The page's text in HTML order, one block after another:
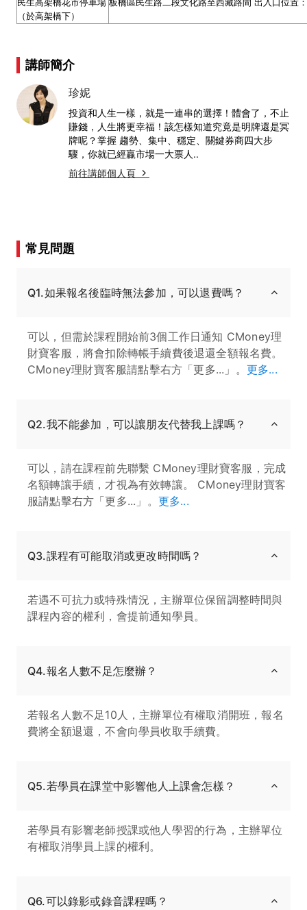
民生高架橋花市停車場
（於高架橋下）
板橋區民生路二段文化路至西藏路間 出入口位置
講師簡介
珍妮
投資和人生一樣，就是一連串的選擇！體會了，不止
賺錢，人生將更幸福！該怎樣知道究竟是明牌還是冥
牌呢？掌握 趨勢、集中、穩定、關鍵券商四大步
驟，你就已經贏市場一大票人..
前往講師個人頁
常見問題
Q1.如果報名後臨時無法參加，可以退費嗎？
可以，但需於課程開始前3個工作日通知 CMoney理
財寶客服，將會扣除轉帳手續費後退還全額報名費。
CMoney理財寶客服請點擊右方「更多...」。 更多...
Q2.我不能參加，可以讓朋友代替我上課嗎？
可以，請在課程前先聯繫 CMoney理財寶客服，完成
名額轉讓手續，才視為有效轉讓。 CMoney理財寶客
服請點擊右方「更多...」。 更多...
Q3.課程有可能取消或更改時間嗎？
若遇不可抗力或特殊情況，主辦單位保留調整時間與
課程內容的權利，會提前通知學員。
Q4.報名人數不足怎麼辦？
若報名人數不足10人，主辦單位有權取消開班，報名
費將全額退還，不會向學員收取手續費。
Q5.若學員在課堂中影響他人上課會怎樣？
若學員有影響老師授課或他人學習的行為，主辦單位
有權取消學員上課的權利。
Q6.可以錄影或錄音課程嗎？